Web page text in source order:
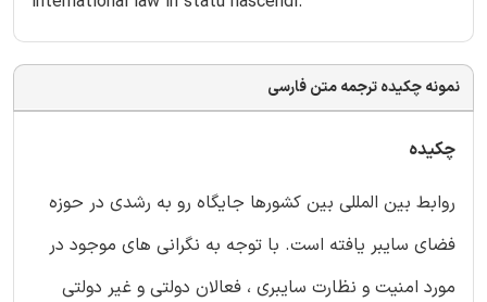
نمونه چکیده ترجمه متن فارسی
چکیده
روابط بین المللی بین کشورها جایگاه رو به رشدی در حوزه
فضای سایبر یافته است. با توجه به نگرانی های موجود در
مورد امنیت و نظارت سایبری ، فعالان دولتی و غیر دولتی